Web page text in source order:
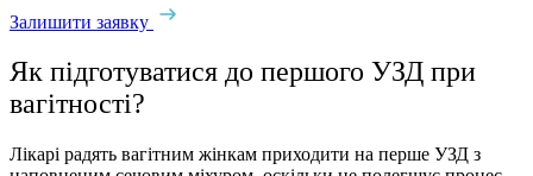
Залишити заявку
Як підготуватися до першого УЗД при
вагітності?
Лікарі радять вагітним жінкам приходити на перше УЗД з